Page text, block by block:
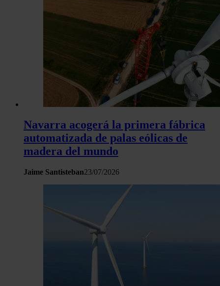
Navarra acogerá la primera fábrica
automatizada de palas eólicas de
madera del mundo
Jaime Santisteban23/07/2026